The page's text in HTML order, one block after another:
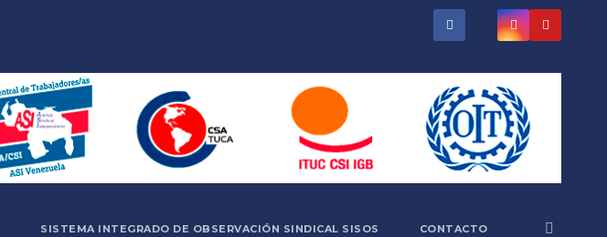
SISTEMA INTEGRADO DE OBSERVACIÓN SINDICAL SISOS CONTACTO